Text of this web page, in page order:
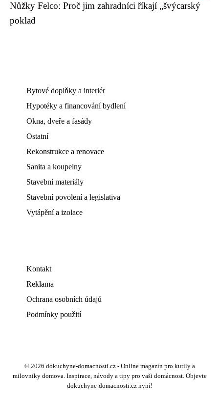
Nůžky Felco: Proč jim zahradníci říkají „švýcarský
poklad
Bytové doplňky a interiér
Hypotéky a financování bydlení
Okna, dveře a fasády
Ostatní
Rekonstrukce a renovace
Sanita a koupelny
Stavební materiály
Stavební povolení a legislativa
Vytápění a izolace
Kontakt
Reklama
Ochrana osobních údajů
Podmínky použití
© 2026 dokuchyne-domacnosti.cz - Online magazín pro kutily a
milovníky domova. Inspirace, návody a tipy pro vaši domácnost. Objevte
dokuchyne-domacnosti.cz nyní!